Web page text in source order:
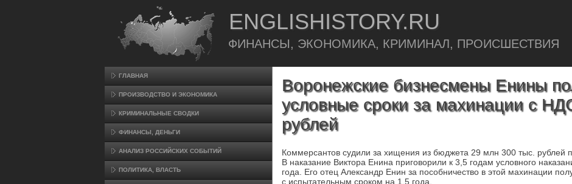
ENGLISHISTORY.RU
ФИНАНСЫ, ЭКОНОМИКА, КРИМИНАЛ, ПРОИСШЕСТВИЯ
ГЛАВНАЯ
ПРОИЗВΟДСТВО И ЭКОНОМИКА
КРИМИНАЛЬНЫЕ СВОДКИ
ФИНАНСЫ, ДЕНЬГИ
АНАЛИЗ РОССИЙСКИХ СОБЫТИЙ
ПОЛИТИКА, ВЛАСТЬ
Воронежские бизнесмены Енины
условные сроки за махинации с
рублей
Коммерсантов судили за хищения из бюджета 29 млн 300 тыс. рублей
В наказание Виктора Енина приговорили к 3,5 годам условного
года. Его отец Александр Енин за пособничество в этой махинации
с испытательным сроком на 1,5 года.